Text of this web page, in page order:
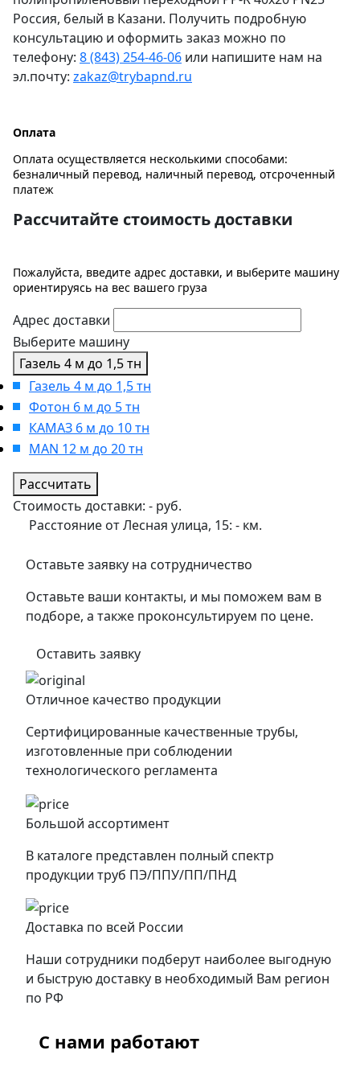
Россия, белый в Казани. Получить подробную
консультацию и оформить заказ можно по
телефону: 8 (843) 254-46-06 или напишите нам на
эл.почту: zakaz@trybapnd.ru
Оплата
Оплата осуществляется несколькими способами:
безналичный перевод, наличный перевод, отсроченный
платеж
Рассчитайте стоимость доставки
Пожалуйста, введите адрес доставки, и выберите машину
ориентируясь на вес вашего груза
Адрес доставки
Выберите машину
Газель 4 м до 1,5 тн
Газель 4 м до 1,5 тн
Фотон 6 м до 5 тн
КАМАЗ 6 м до 10 тн
MAN 12 м до 20 тн
Рассчитать
Стоимость доставки: - руб.
Расстояние от Лесная улица, 15: - км.
Оставьте заявку на сотрудничество
Оставьте ваши контакты, и мы поможем вам в
подборе, а также проконсультируем по цене.
Оставить заявку
Отличное качество продукции
Сертифицированные качественные трубы,
изготовленные при соблюдении
технологического регламента
Большой ассортимент
В каталоге представлен полный спектр
продукции труб ПЭ/ППУ/ПП/ПНД
Доставка по всей России
Наши сотрудники подберут наиболее выгодную
и быструю доставку в необходимый Вам регион
по РФ
С нами работают